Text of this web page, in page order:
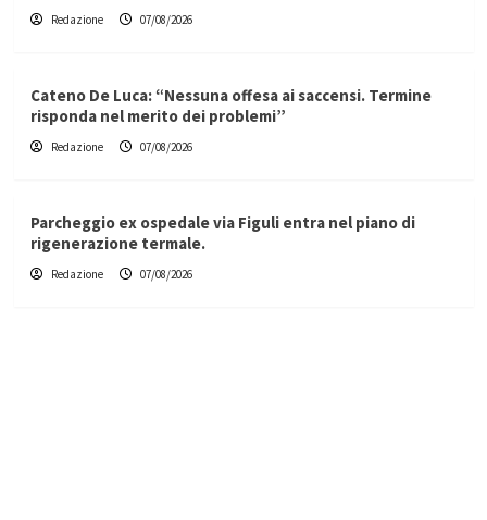
Redazione 07/08/2026
Cateno De Luca: “Nessuna offesa ai saccensi. Termine
risponda nel merito dei problemi”
Redazione 07/08/2026
Parcheggio ex ospedale via Figuli entra nel piano di
rigenerazione termale.
Redazione 07/08/2026